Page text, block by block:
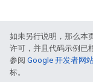
如未另行说明，那么本
许可，并且代码示例已
参阅 Google 开发者网
标。